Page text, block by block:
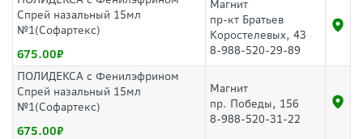
Спрей назальный 15мл
№1(Софартекс)
675.00
Магнит
пр-кт Братьев
Коростелевых, 43
8-988-520-29-89
ПОЛИДЕКСА с Фенилэфрином
Спрей назальный 15мл
№1(Софартекс)
675.00
Магнит
пр. Победы, 156
8-988-520-31-22